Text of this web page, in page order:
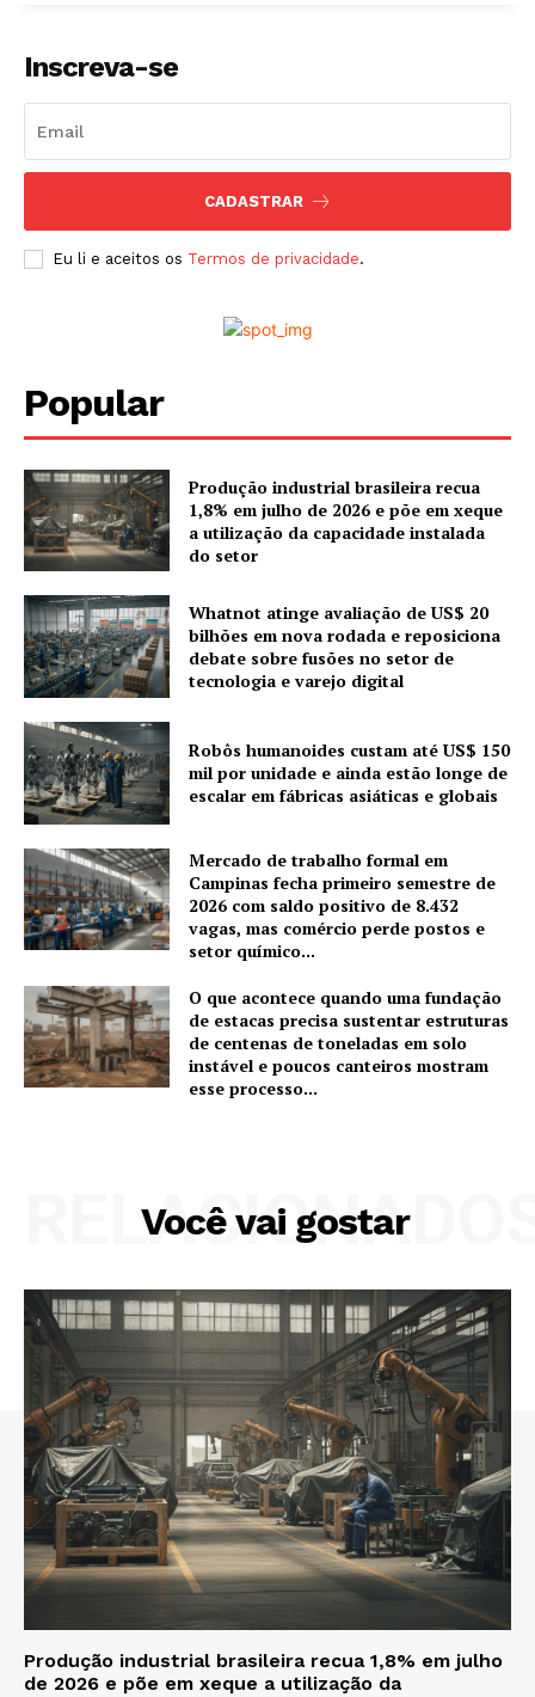
Inscreva-se
CADASTRAR
Eu li e aceitos os Termos de privacidade.
Popular
Produção industrial brasileira recua
1,8% em julho de 2026 e põe em xeque
a utilização da capacidade instalada
do setor
Whatnot atinge avaliação de US$ 20
bilhões em nova rodada e reposiciona
debate sobre fusões no setor de
tecnologia e varejo digital
Robôs humanoides custam até US$ 150
mil por unidade e ainda estão longe de
escalar em fábricas asiáticas e globais
Mercado de trabalho formal em
Campinas fecha primeiro semestre de
2026 com saldo positivo de 8.432
vagas, mas comércio perde postos e
setor químico...
O que acontece quando uma fundação
de estacas precisa sustentar estruturas
de centenas de toneladas em solo
instável e poucos canteiros mostram
esse processo...
Você vai gostar
Produção industrial brasileira recua 1,8% em julho
de 2026 e põe em xeque a utilização da